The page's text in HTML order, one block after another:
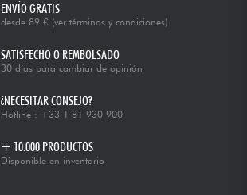
ENVÍO GRATIS
desde 89 € (ver términos y condiciones)
SATISFECHO O REMBOLSADO
30 días para cambiar de opinión
¿NECESITAR CONSEJO?
Hotline : +33 1 81 930 900
+ 10.000 PRODUCTOS
Disponible en inventario